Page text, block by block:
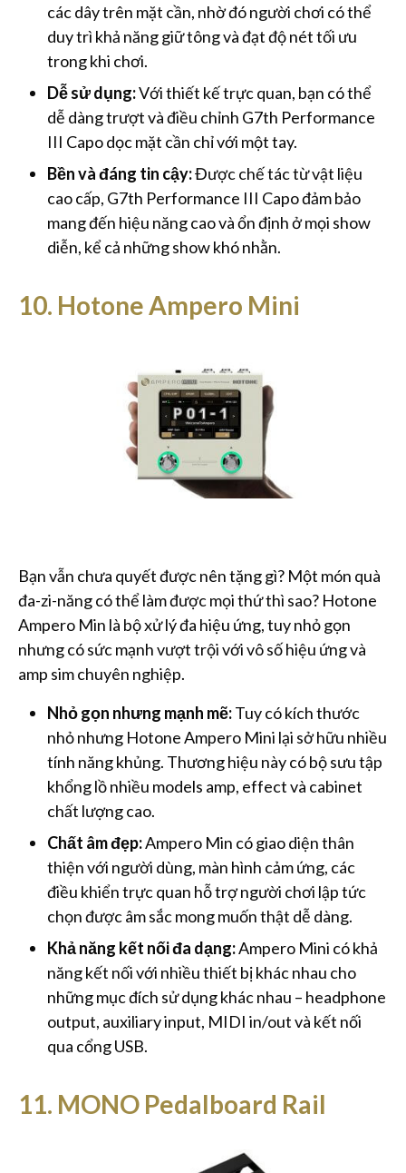
các dây trên mặt cần, nhờ đó người chơi có thể
duy trì khả năng giữ tông và đạt độ nét tối ưu
trong khi chơi.
Dễ sử dụng:Với thiết kế trực quan, bạn có thể
dễ dàng trượt và điều chỉnh G7th Performance
III Capo dọc mặt cần chỉ với một tay.
Bền và đáng tin cậy:Được chế tác từ vật liệu
cao cấp, G7th Performance III Capo đảm bảo
mang đến hiệu năng cao và ổn định ở mọi show
diễn, kể cả những show khó nhằn.
10. Hotone Ampero Mini
Bạn vẫn chưa quyết được nên tặng gì? Một món quà
đa-zi-năng có thể làm được mọi thứ thì sao? Hotone
Ampero Min là bộ xử lý đa hiệu ứng, tuy nhỏ gọn
nhưng có sức mạnh vượt trội với vô số hiệu ứng và
amp sim chuyên nghiệp.
Nhỏ gọn nhưng mạnh mẽ:Tuy có kích thước
nhỏ nhưng Hotone Ampero Mini lại sở hữu nhiều
tính năng khủng. Thương hiệu này có bộ sưu tập
khổng lồ nhiều models amp, effect và cabinet
chất lượng cao.
Chất âm đẹp:Ampero Min có giao diện thân
thiện với người dùng, màn hình cảm ứng, các
điều khiển trực quan hỗ trợ người chơi lập tức
chọn được âm sắc mong muốn thật dễ dàng.
Khả năng kết nối đa dạng:Ampero Mini có khả
năng kết nối với nhiều thiết bị khác nhau cho
những mục đích sử dụng khác nhau – headphone
output, auxiliary input, MIDI in/out và kết nối
qua cổng USB.
11. MONO Pedalboard Rail